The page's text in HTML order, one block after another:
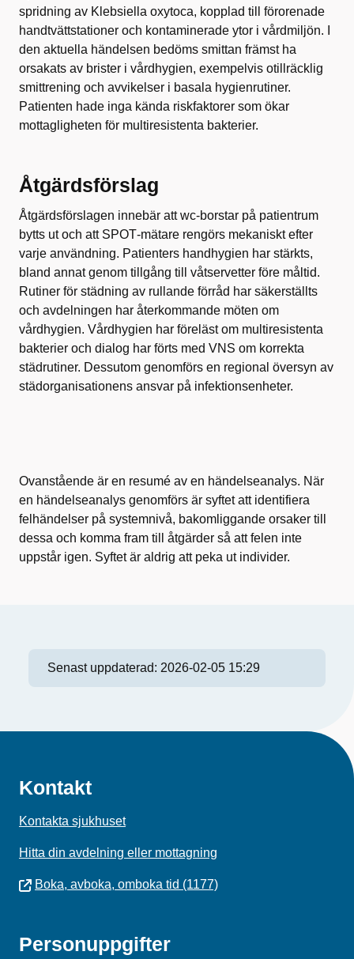
spridning av Klebsiella oxytoca, kopplad till förorenade
handtvättstationer och kontaminerade ytor i vårdmiljön. I
den aktuella händelsen bedöms smittan främst ha
orsakats av brister i vårdhygien, exempelvis otillräcklig
smittrening och avvikelser i basala hygienrutiner.
Patienten hade inga kända riskfaktorer som ökar
mottagligheten för multiresistenta bakterier.
Åtgärdsförslag
Åtgärdsförslagen innebär att wc‑borstar på patientrum
bytts ut och att SPOT‑mätare rengörs mekaniskt efter
varje användning. Patienters handhygien har stärkts,
bland annat genom tillgång till våtservetter före måltid.
Rutiner för städning av rullande förråd har säkerställts
och avdelningen har återkommande möten om
vårdhygien. Vårdhygien har föreläst om multiresistenta
bakterier och dialog har förts med VNS om korrekta
städrutiner. Dessutom genomförs en regional översyn av
städorganisationens ansvar på infektionsenheter.
Ovanstående är en resumé av en händelseanalys. När
en händelseanalys genomförs är syftet att identifiera
felhändelser på systemnivå, bakomliggande orsaker till
dessa och komma fram till åtgärder så att felen inte
uppstår igen. Syftet är aldrig att peka ut individer.
Senast uppdaterad: 2026-02-05 15:29
Kontakt
Kontakta sjukhuset
Hitta din avdelning eller mottagning
Boka, avboka, omboka tid (1177)
Personuppgifter